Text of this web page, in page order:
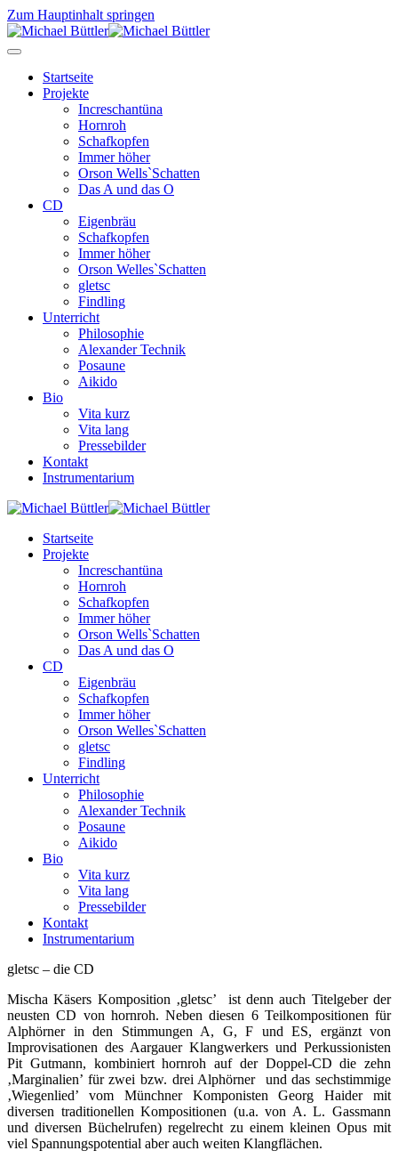
Zum Hauptinhalt springen
Startseite
Projekte
Increschantüna
Hornroh
Schafkopfen
Immer höher
Orson Wells`Schatten
Das A und das O
CD
Eigenbräu
Schafkopfen
Immer höher
Orson Welles`Schatten
gletsc
Findling
Unterricht
Philosophie
Alexander Technik
Posaune
Aikido
Bio
Vita kurz
Vita lang
Pressebilder
Kontakt
Instrumentarium
Startseite
Projekte
Increschantüna
Hornroh
Schafkopfen
Immer höher
Orson Wells`Schatten
Das A und das O
CD
Eigenbräu
Schafkopfen
Immer höher
Orson Welles`Schatten
gletsc
Findling
Unterricht
Philosophie
Alexander Technik
Posaune
Aikido
Bio
Vita kurz
Vita lang
Pressebilder
Kontakt
Instrumentarium
gletsc – die CD
Mischa Käsers Komposition ‚gletsc’ ist denn auch Titelgeber der
neusten CD von hornroh. Neben diesen 6 Teilkompositionen für
Alphörner in den Stimmungen A, G, F und ES, ergänzt von
Improvisationen des Aargauer Klangwerkers und Perkussionisten
Pit Gutmann, kombiniert hornroh auf der Doppel-CD die zehn
‚Marginalien’ für zwei bzw. drei Alphörner und das sechstimmige
‚Wiegenlied’ vom Münchner Komponisten Georg Haider mit
diversen traditionellen Kompositionen (u.a. von A. L. Gassmann
und diversen Büchelrufen) regelrecht zu einem kleinen Opus mit
viel Spannungspotential aber auch weiten Klangflächen.